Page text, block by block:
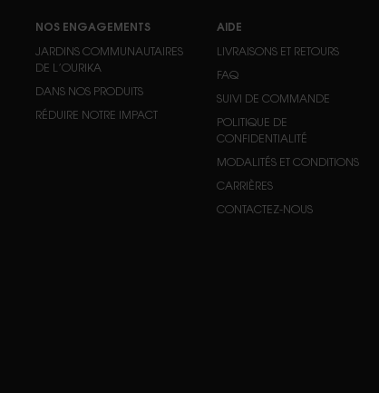
NOS ENGAGEMENTS
JARDINS COMMUNAUTAIRES
DE L’OURIKA
DANS NOS PRODUITS
RÉDUIRE NOTRE IMPACT
AIDE
LIVRAISONS ET RETOURS
FAQ
SUIVI DE COMMANDE
POLITIQUE DE
CONFIDENTIALITÉ
MODALITÉS ET CONDITIONS
CARRIÈRES
CONTACTEZ-NOUS